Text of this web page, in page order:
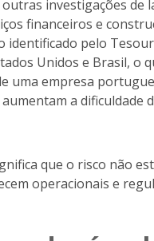
investigações de
financeiros e
identificado pelo
Unidos e Brasil, o
uma empresa
a dificuldade
que o risco não
operacionais e